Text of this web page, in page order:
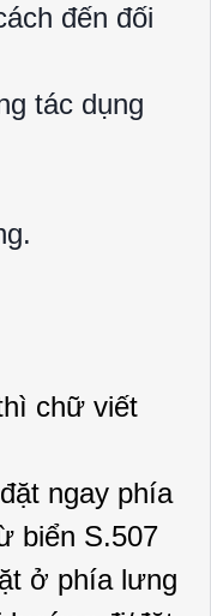
đến đối
tác dụng
chữ viết
ngay phía
biển S.507
ở phía lưng